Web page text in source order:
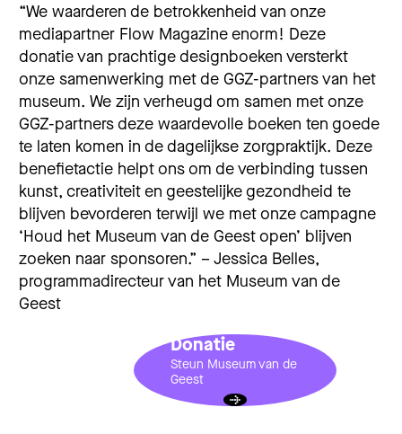
“We waarderen de betrokkenheid van onze
mediapartner Flow Magazine enorm! Deze
donatie van prachtige designboeken versterkt
onze samenwerking met de GGZ-partners van het
museum. We zijn verheugd om samen met onze
GGZ-partners deze waardevolle boeken ten goede
te laten komen in de dagelijkse zorgpraktijk. Deze
benefietactie helpt ons om de verbinding tussen
kunst, creativiteit en geestelijke gezondheid te
blijven bevorderen terwijl we met onze campagne
‘Houd het Museum van de Geest open’ blijven
zoeken naar sponsoren.” – Jessica Belles,
programmadirecteur van het Museum van de
Geest
Donatie
Steun Museum van de
Geest